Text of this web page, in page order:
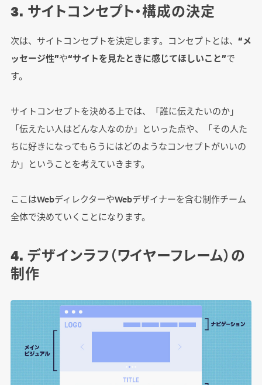
3. サイトコンセプト・構成の決定
次は、サイトコンセプトを決定します。コンセプトとは、 “メ
ッセージ性”や“サイトを見たときに感じてほしいこと”で
す。
サイトコンセプトを決める上では、「誰に伝えたいのか」
「伝えたい人はどんな人なのか」といった点や、「その人た
ちに好きになってもらうにはどのようなコンセプトがいいの
か」ということを考えていきます。
ここはWebディレクターやWebデザイナーを含む制作チーム
全体で決めていくことになります。
4. デザインラフ（ワイヤーフレーム）の
制作